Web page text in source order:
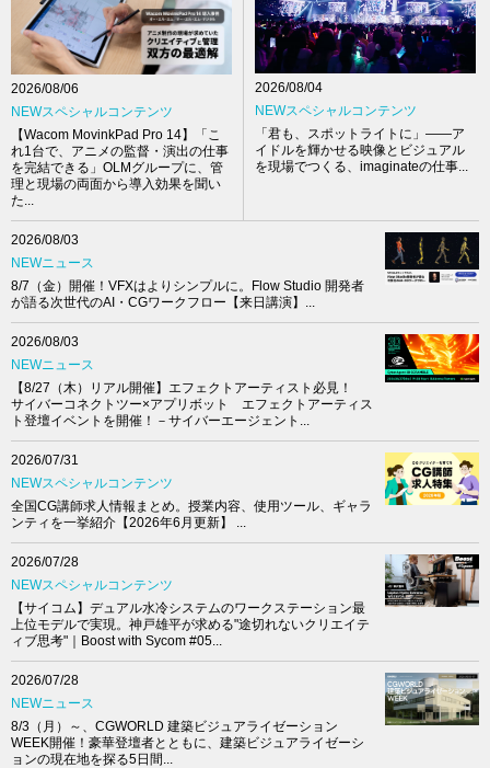
2026/08/06
NEWスペシャルコンテンツ
【Wacom MovinkPad Pro 14】「こ
れ1台で、アニメの監督・演出の仕事
を完結できる」OLMグループに、管
理と現場の両面から導入効果を聞い
た...
2026/08/04
NEWスペシャルコンテンツ
「君も、スポットライトに」――ア
イドルを輝かせる映像とビジュアル
を現場でつくる、imaginateの仕事...
2026/08/03
NEWニュース
8/7（金）開催！VFXはよりシンプルに。Flow Studio 開発者
が語る次世代のAI・CGワークフロー【来日講演】...
2026/08/03
NEWニュース
【8/27（木）リアル開催】エフェクトアーティスト必見！
サイバーコネクトツー×アプリボット エフェクトアーティス
ト登壇イベントを開催！－サイバーエージェント...
2026/07/31
NEWスペシャルコンテンツ
全国CG講師求人情報まとめ。授業内容、使用ツール、ギャラ
ンティを一挙紹介【2026年6月更新】 ...
2026/07/28
NEWスペシャルコンテンツ
【サイコム】デュアル水冷システムのワークステーション最
上位モデルで実現。神戸雄平が求める"途切れないクリエイテ
ィブ思考"｜Boost with Sycom #05...
2026/07/28
NEWニュース
8/3（月）～、CGWORLD 建築ビジュアライゼーション
WEEK開催！豪華登壇者とともに、建築ビジュアライゼーシ
ョンの現在地を探る5日間...